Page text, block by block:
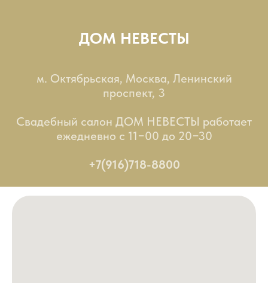
ДОМ НЕВЕСТЫ
м. Октябрьская, Москва, Ленинский
проспект, 3
Свадебный салон ДОМ НЕВЕСТЫ работает
ежедневно с 11−00 до 20−30
+7(916)718-8800